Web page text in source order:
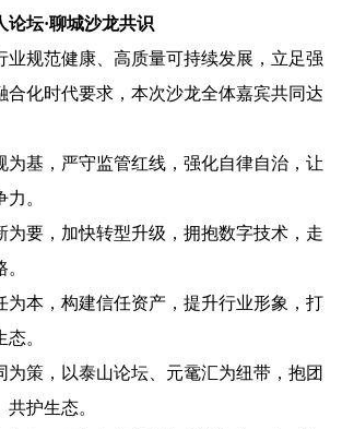
坛·聊城沙龙共识
规范健康、高质量可持续发展，立足强
合化时代要求，本次沙龙全体嘉宾共同达
基，严守监管红线，强化自律自治，让
。
要，加快转型升级，拥抱数字技术，走
本，构建信任资产，提升行业形象，打
。
策，以泰山论坛、元鼋汇为纽带，抱团
护生态。